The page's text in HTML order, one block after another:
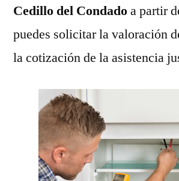
Cedillo del Condadoa partir
puedes solicitar la valoración
la cotización de la asistencia